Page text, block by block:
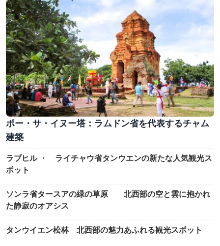
ポー・サ・イヌー塔：ラムドン省を代表するチャム
建築
ラブヒル ・ ライチャウ省タンウエンの新たな人気観光ス
ポット
ソンラ省タースアの緑の草原 北西部の空と雲に抱かれ
た静寂のオアシス
タンウイエン松林 北西部の魅力あふれる観光スポット